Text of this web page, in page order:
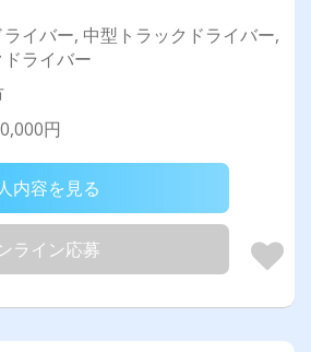
イバー, 中型トラックドライバー,
ライバー
円
内容を見る
ライン応募